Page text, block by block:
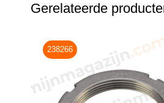
Gerelateerde
238266